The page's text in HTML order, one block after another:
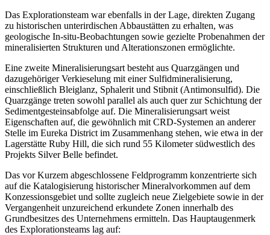
Das Explorationsteam war ebenfalls in der Lage, direkten Zugang
zu historischen unterirdischen Abbaustätten zu erhalten, was
geologische In-situ-Beobachtungen sowie gezielte Probenahmen der
mineralisierten Strukturen und Alterationszonen ermöglichte.
Eine zweite Mineralisierungsart besteht aus Quarzgängen und
dazugehöriger Verkieselung mit einer Sulfidmineralisierung,
einschließlich Bleiglanz, Sphalerit und Stibnit (Antimonsulfid). Die
Quarzgänge treten sowohl parallel als auch quer zur Schichtung der
Sedimentgesteinsabfolge auf. Die Mineralisierungsart weist
Eigenschaften auf, die gewöhnlich mit CRD-Systemen an anderer
Stelle im Eureka District im Zusammenhang stehen, wie etwa in der
Lagerstätte Ruby Hill, die sich rund 55 Kilometer südwestlich des
Projekts Silver Belle befindet.
Das vor Kurzem abgeschlossene Feldprogramm konzentrierte sich
auf die Katalogisierung historischer Mineralvorkommen auf dem
Konzessionsgebiet und sollte zugleich neue Zielgebiete sowie in der
Vergangenheit unzureichend erkundete Zonen innerhalb des
Grundbesitzes des Unternehmens ermitteln. Das Hauptaugenmerk
des Explorationsteams lag auf: